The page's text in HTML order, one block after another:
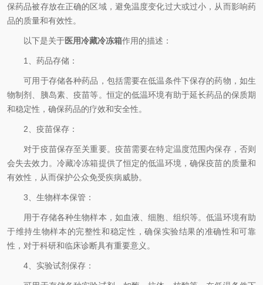
保药品被存放在正确的区域，避免温度变化过大或过小，从而影响药
品的质量和有效性。
以下是关于医用冷藏冷冻箱作用的描述：
1、药品存储：
可用于存储各种药品，包括需要在低温条件下保存的药物，如生
物制剂、胰岛素、疫苗等。恒定的低温环境有助于延长药品的保质期
和稳定性，确保药品的疗效和安全性。
2、疫苗保存：
对于疫苗保存至关重要。疫苗需要在特定温度范围内保存，否则
会失去效力。冷藏冷冻箱提供了恒定的低温环境，确保疫苗的质量和
有效性，从而保护公众免受疾病威胁。
3、生物样本保管：
用于存储各种生物样本，如血液、细胞、组织等。低温环境有助
于维持生物样本的完整性和稳定性，确保实验结果的准确性和可靠
性，对于科研和临床诊断具有重要意义。
4、实验试剂保存：